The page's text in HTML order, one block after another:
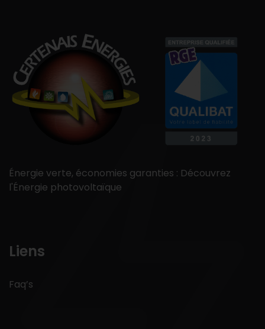
Énergie verte, économies garanties : Découvrez
l'Énergie photovoltaïque
Liens
Faq’s